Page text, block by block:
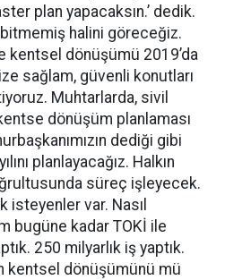
plan yapacaksın.’ dedik.
halini göreceğiz.
kentsel dönüşümü 2019’da
sağlam, güvenli konutları
Muhtarlarda, sivil
dönüşüm planlaması
dediği gibi
planlayacağız. Halkın
süreç işleyecek.
isteyenler var. Nasıl
bugüne kadar TOKİ ile
250 milyarlık iş yaptık.
kentsel dönüşümünü mü